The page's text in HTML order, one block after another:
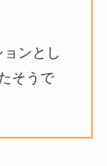
ンとし
そうで